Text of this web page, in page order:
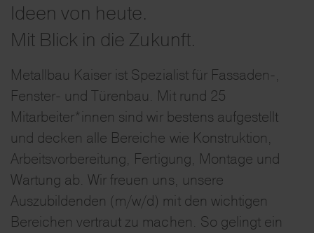
Ideen von heute.
Mit Blick in die Zukunft.
Metallbau Kaiser ist Spezialist für Fassaden-,
Fenster- und Türenbau. Mit rund 25
Mitarbeiter*innen sind wir bestens aufgestellt
und decken alle Bereiche wie Konstruktion,
Arbeitsvorbereitung, Fertigung, Montage und
Wartung ab. Wir freuen uns, unsere
Auszubildenden (m/w/d) mit den wichtigen
Bereichen vertraut zu machen. So gelingt ein